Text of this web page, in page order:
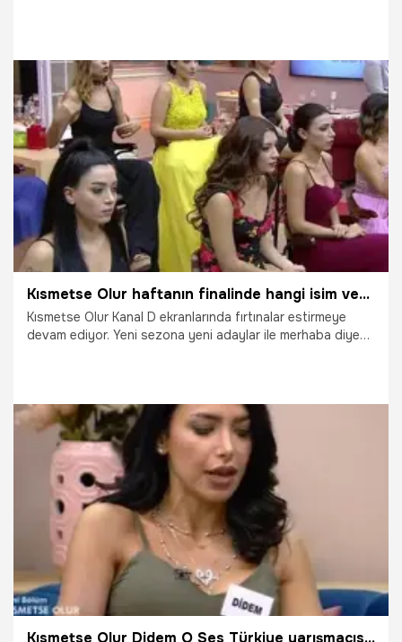
29.09.2021 Gündem
Kısmetse Olur haftanın finalinde hangi isim veda etti?
Kısmetse Olur Kanal D ekranlarında fırtınalar estirmeye
devam ediyor. Yeni sezona yeni adaylar ile merhaba diye
29.09.2021 Gündem
Kısmetse Olur Didem O Ses Türkiye yarışmacısı çıktı